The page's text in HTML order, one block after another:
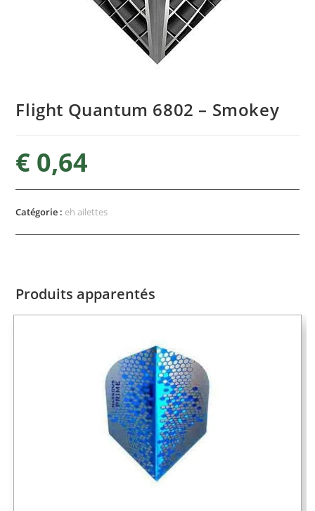
Flight Quantum 6802 – Smokey
€ 0,64
Catégorie : eh ailettes
Produits apparentés